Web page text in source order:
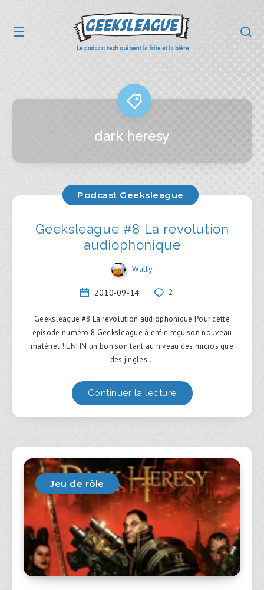
dark heresy
Podcast Geeksleague
Geeksleague #8 La révolution
audiophonique
Wally
2010-09-14 2
Geeksleague #8 La révolution audiophonique Pour cette
épisode numéro 8 Geeksleague à enfin reçu son nouveau
matériel ! ENFIN un bon son tant au niveau des micros que
des jingles…
Continuer la lecture
Jeu de rôle